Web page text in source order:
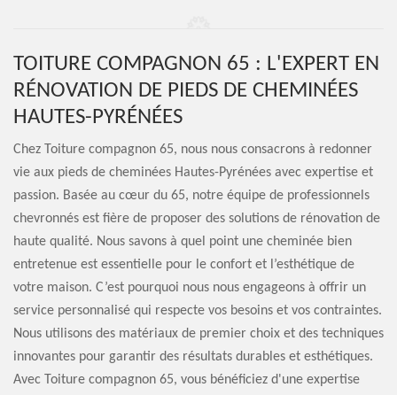
TOITURE COMPAGNON 65 : L'EXPERT EN
RÉNOVATION DE PIEDS DE CHEMINÉES
HAUTES-PYRÉNÉES
Chez Toiture compagnon 65, nous nous consacrons à redonner
vie aux pieds de cheminées Hautes-Pyrénées avec expertise et
passion. Basée au cœur du 65, notre équipe de professionnels
chevronnés est fière de proposer des solutions de rénovation de
haute qualité. Nous savons à quel point une cheminée bien
entretenue est essentielle pour le confort et l’esthétique de
votre maison. C’est pourquoi nous nous engageons à offrir un
service personnalisé qui respecte vos besoins et vos contraintes.
Nous utilisons des matériaux de premier choix et des techniques
innovantes pour garantir des résultats durables et esthétiques.
Avec Toiture compagnon 65, vous bénéficiez d'une expertise